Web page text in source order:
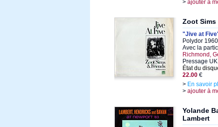
> ajouter à
Zoot Sims
"Jive at
Polydor
Avec la
Richmond,
Pressage
État du
22.00 €
> En savoir
> ajouter à
Yolande
Lambert